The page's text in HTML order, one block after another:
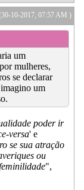
10-2017, 07:57 AM )
um
mulheres,
se declarar
imagino um
poder ir
versa' e
se sua atração
ou
",